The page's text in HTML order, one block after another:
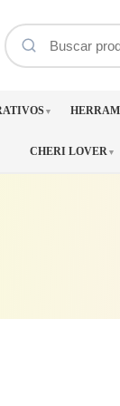
▼
CHERI LOVER ▼